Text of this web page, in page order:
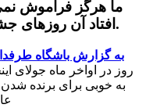
ما هرگز فراموش
افتاد آن روزهای جشن و پایکوبی، اشک ها و شادی ها.
به گزارش باشگاه
روز در اواخر ماه جولای